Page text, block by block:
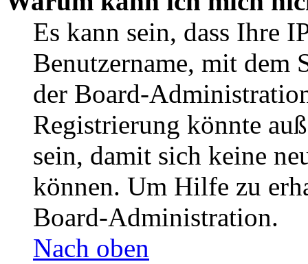
Es kann sein, dass Ihre
Benutzername, mit dem
der Board-
Registrierung könnte
sein, damit sich keine
können. Um Hilfe zu
Board-Administration.
Nach oben